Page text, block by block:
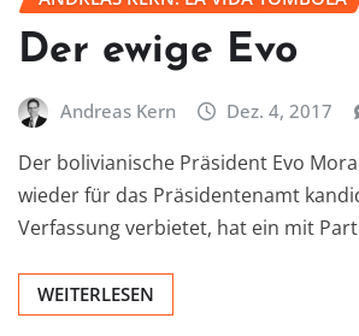
Der ewige Evo
Andreas Kern Dez. 4, 2017
Der bolivianische Präsident Evo
wieder für das Präsidentenamt
Verfassung verbietet, hat ein mit
WEITERLESEN